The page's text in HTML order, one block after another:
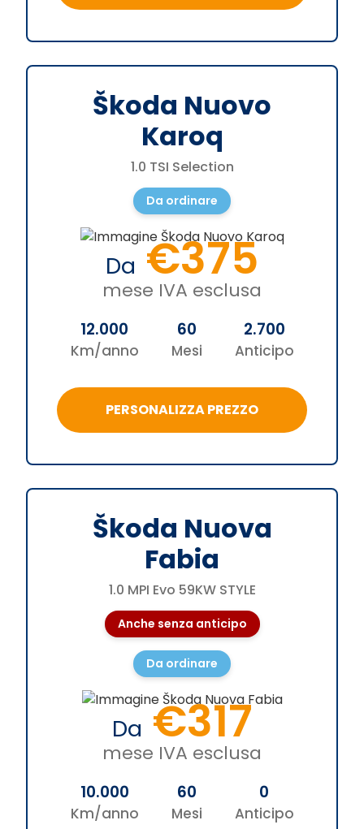
Škoda Nuovo
Karoq
1.0 TSI Selection
Da ordinare
Da€375
mese IVA esclusa
12.000
Km/anno
60
Mesi
2.700
Anticipo
PERSONALIZZA PREZZO
Škoda Nuova
Fabia
1.0 MPI Evo 59KW STYLE
Anche senza anticipo
Da ordinare
Da€317
mese IVA esclusa
10.000
Km/anno
60
Mesi
0
Anticipo